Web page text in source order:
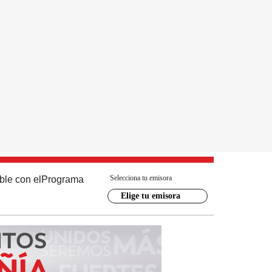
con el Programa Selecciona tu emisora
Elige tu emisora